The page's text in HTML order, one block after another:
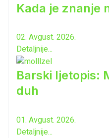
Kada je znanje
02. Avgust. 2026.
Detaljnije...
Barski ljetopis:
duh
01. Avgust. 2026.
Detaljnije...